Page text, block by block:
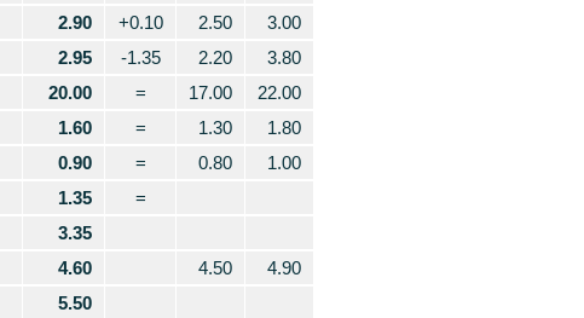
2.90 +0.10 2.50
3.00
2.95 -1.35 2.20
3.80
20.00 = 17.00
22.00
1.60 = 1.30
1.80
0.90 = 0.80
1.00
1.35
=
3.35
4.60 4.50
4.90
5.50